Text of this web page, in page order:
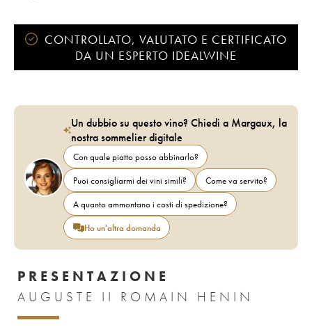
CONTROLLATO, VALUTATO E CERTIFICATO
DA UN ESPERTO IDEALWINE
Un dubbio su questo vino? Chiedi a Margaux, la
nostra sommelier digitale
Con quale piatto posso abbinarlo?
Puoi consigliarmi dei vini simili?
Come va servito?
A quanto ammontano i costi di spedizione?
Ho un'altra domanda
PRESENTAZIONE
AUGUSTE II ROMAIN HENIN